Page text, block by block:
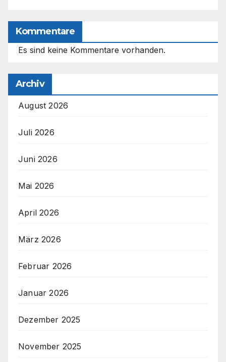
Kommentare
Es sind keine Kommentare vorhanden.
Archiv
August 2026
Juli 2026
Juni 2026
Mai 2026
April 2026
März 2026
Februar 2026
Januar 2026
Dezember 2025
November 2025